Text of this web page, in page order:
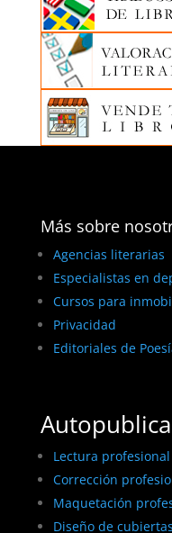
Más sobre
Agencias literarias
Especialistas en
Cursos para
Privacidad
Editoriales de
Lectura
Corrección
Maquetación
Diseño de